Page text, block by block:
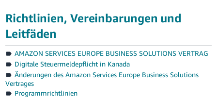
- FR
Italiano
- IT
日
本
語
Registrieren
Richtlinien, Vereinbarungen und
Leitfäden
AMAZON SERVICES EUROPE BUSINESS SOLUTIONS VERTRAG
Digitale Steuermeldepflicht in Kanada
Änderungen des Amazon Services Europe Business Solutions
Vertrages
Programmrichtlinien